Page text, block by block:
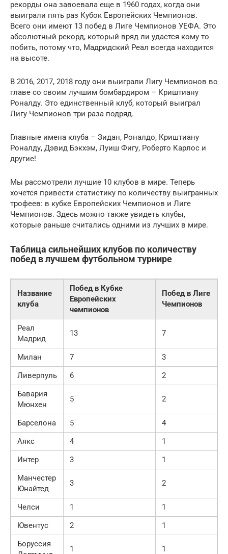
рекорды она завоевала еще в 1960 годах, когда они
выиграли пять раз Кубок Европейских Чемпионов.
Всего они имеют 13 побед в Лиге Чемпионов УЕФА. Это
абсолютный рекорд, который вряд ли удастся кому то
побить, потому что, Мадридский Реал всегда находится
на высоте.
В 2016, 2017, 2018 году они выиграли Лигу Чемпионов во
главе со своим лучшим бомбардиром – Криштиану
Роналду. Это единственный клуб, который выиграл
Лигу Чемпионов три раза подряд.
Главные имена клуба – Зидан, Роналдо, Криштиану
Роналду, Дэвид Бэкхэм, Луиш Фигу, Роберто Карлос и
другие!
Мы рассмотрели лучшие 10 клубов в мире. Теперь
хочется привести статистику по количеству выигранных
трофеев: в кубке Европейских Чемпионов и Лиге
Чемпионов. Здесь можно также увидеть клубы,
которые раньше считались одними из лучших в мире.
Таблица сильнейших клубов по количеству
побед в лучшем футбольном турнире
Название
клуба
Побед в Кубке
Европейских
чемпионов
Побед в Лиге
Чемпионов
Реал
Мадрид
13 7
Милан 7
3
Ливерпуль
6
2
Бавария
Мюнхен
5 2
Барселона 5
4
Аякс
4
1
Интер
3
1
Манчестер
Юнайтед
3 2
Челси 1
1
Ювентус
2
1
Боруссия
1 1